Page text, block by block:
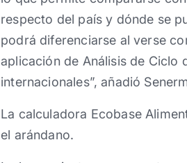
respecto del país y dónde se
podrá diferenciarse al verse
aplicación de Análisis de
internacionales”, añadió
La calculadora Ecobase
el arándano.